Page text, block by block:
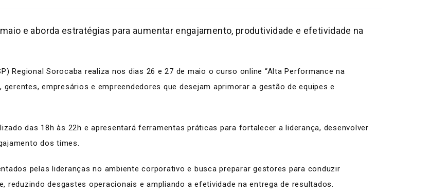
e aborda estratégias para aumentar engajamento, produtividade e efetividade na
Regional Sorocaba realiza nos dias 26 e 27 de maio o curso online “Alta Performance na
empresários e empreendedores que desejam aprimorar a gestão de equipes e
das 18h às 22h e apresentará ferramentas práticas para fortalecer a liderança, desenvolver
dos times.
pelas lideranças no ambiente corporativo e busca preparar gestores para conduzir
reduzindo desgastes operacionais e ampliando a efetividade na entrega de resultados.